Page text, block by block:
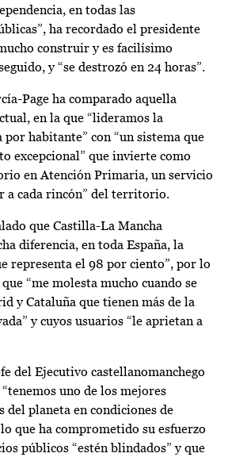
en todas las
ha recordado el presidente
construir y es facilísimo
y “se destrozó en 24 horas”.
Page ha comparado aquella
en la que “lideramos la
habitante” con “un sistema que
excepcional” que invierte como
en Atención Primaria, un servicio
a cada rincón” del territorio.
que Castilla-La Mancha
diferencia, en toda España, la
representa el 98 por ciento”, por lo
“me molesta mucho cuando se
y Cataluña que tienen más de la
y cuyos usuarios “le aprietan a
del Ejecutivo castellanomanchego
uno de los mejores
del planeta en condiciones de
que ha comprometido su esfuerzo
públicos “estén blindados” y que